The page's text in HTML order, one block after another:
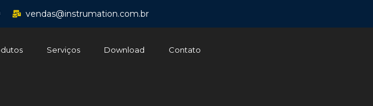
vendas@instrumation.com.br
Serviços Download Contato